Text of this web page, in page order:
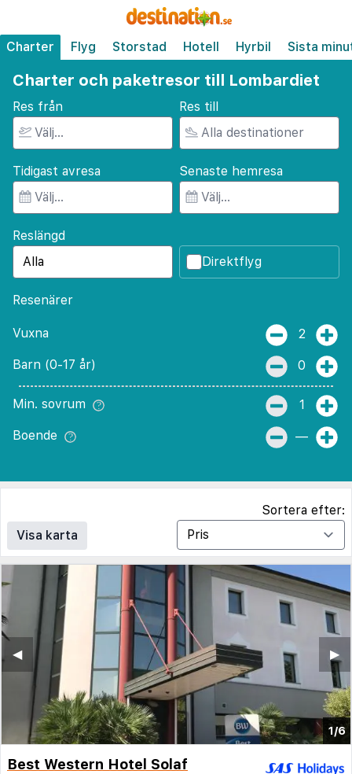
Charter Flyg Storstad Hotell Hyrbil Sista
Charter och paketresor till Lombardiet
Res från Res till
Tidigast avresa Senaste hemresa
Reslängd
Direktflyg
Resenärer
Vuxna 2
Barn (0-17 år) 0
Min. sovrum 1
Boende —
Visa karta
Sortera efter:
1/6
▶︎
◀︎
Best Western Hotel Solaf